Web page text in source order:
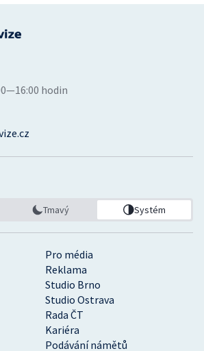
Pro média
Reklama
Studio Brno
Studio Ostrava
Rada ČT
Kariéra
Podávání námětů
hodin
Tmavý Systém